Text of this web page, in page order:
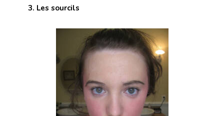
3. Les sourcils